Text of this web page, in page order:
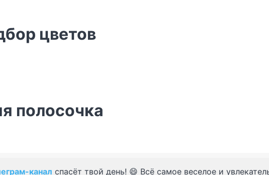
цветов
полосочка
канал спасёт твой день! 😄 Всё самое веселое и